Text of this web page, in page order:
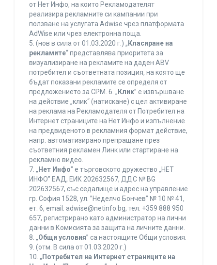
от Нет Инфо, на които Рекламодателят
реализира рекламните си кампании при
ползване на услугата Adwise чрез платформата
AdWise или чрез електронна поща.
5. (нов в сила от 01.03.2020 г.) „ Класиране на
рекламите“ представлява приоритета за
визуализиране на рекламите на даден ABV
потребител и съответната позиция, на която ще
бъдат показани рекламите се определя от
предложението за CPM. 6. „ Клик” е извършване
на действие „клик“ (натискане) с цел активиране
на реклама на Рекламодателя от Потребител на
Интернет страниците на Нет Инфо и изпълнение
на предвиденото в рекламния формат действие,
напр. автоматизирано препращане през
съответния рекламен Линк или стартиране на
рекламно видео.
7. „ Нет Инфо” е търговското дружество „НЕТ
ИНФО” ЕАД, ЕИК 202632567, ДДС № BG
202632567, със седалище и адрес на управление
гр. София 1528, ул. ”Неделчо Бончев” № 10 № 41,
ет. 6, еmail: adwise@netinfo.bg, тел: +359 888 950
657, регистрирано като администратор на лични
данни в Комисията за защита на личните данни.
8. „Общи условия” са настоящите Общи условия.
9. (отм. В сила от 01.03.2020 г.)
10. „ Потребител на Интернет страниците на